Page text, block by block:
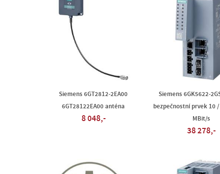
Siemens 6GT2812-2EA00
6GT28122EA00 anténa
8 048,-
Siemens 6GK5622-
bezpečnostní prvek 10
MBit/s
38 278,-